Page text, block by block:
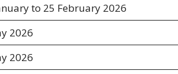
to 25 February 2026
2026
2026